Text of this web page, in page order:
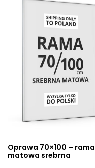
Oprawa 70×100 – rama
matowa srebrna